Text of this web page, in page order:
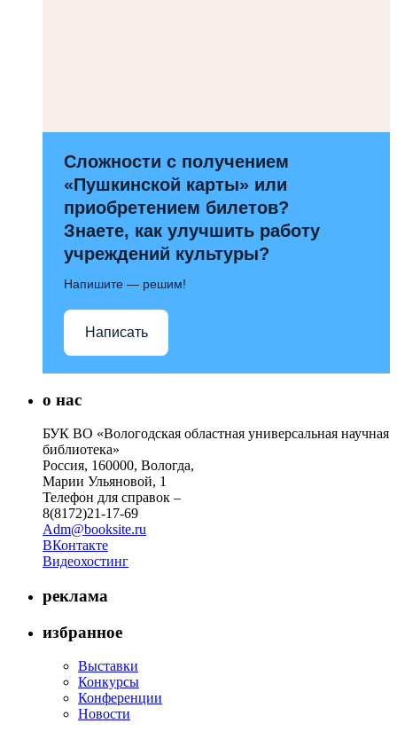
Сложности с получением
«Пушкинской карты» или
приобретением билетов?
Знаете, как улучшить работу
учреждений культуры?
Напишите — решим!
Написать
о нас
БУК ВО «Вологодская областная универсальная научная
библиотека»
Россия, 160000, Вологда,
Марии Ульяновой, 1
Телефон для справок –
8(8172)21-17-69
Adm@booksite.ru
ВКонтакте
Видеохостинг
реклама
избранное
Выставки
Конкурсы
Конференции
Новости